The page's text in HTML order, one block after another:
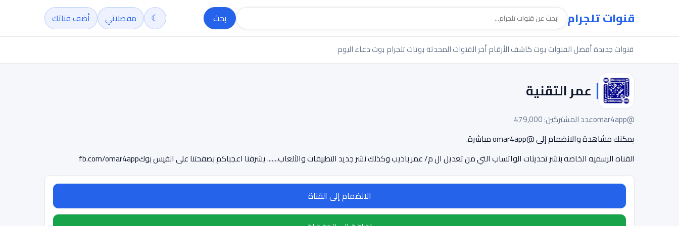
قنوات تلجرام بحث ☾ مفضلاتي أضف قناتك
قنوات جديدةأفضل القنواتبوت كاشف الأرقامأخر القنوات المحدثةبوتات تلجرام بوت دعاء اليوم
عمر التقنية
@omar4app
عدد المشتركين: 479,000
يمكنك مشاهدة والانضمام إلى @omar4app مباشرة.
القناه الرسميه الخاصه بنشر تحديثات الواتساب التي من تعديل ال م/ عمر باذيب وكذلك نشر جديد التطبيقات والألعاب....... يشرفنا اعجباكم بصفحتنا على الفيس بوكfb.com/omar4app
الانضمام إلى القناة